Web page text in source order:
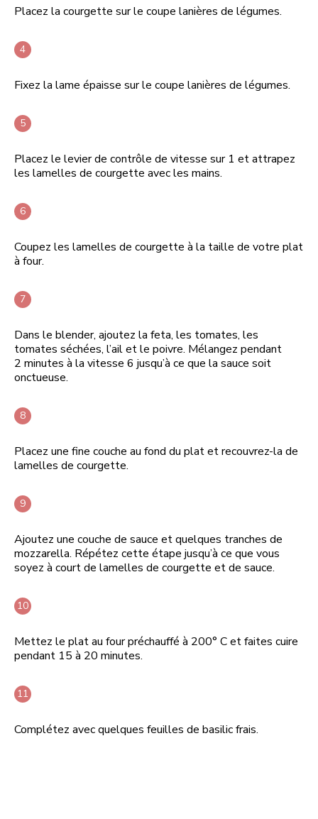
Placez la courgette sur le coupe lanières de légumes.
Fixez la lame épaisse sur le coupe lanières de légumes.
Placez le levier de contrôle de vitesse sur 1 et attrapez
les lamelles de courgette avec les mains.
Coupez les lamelles de courgette à la taille de votre plat
à four.
Dans le blender, ajoutez la feta, les tomates, les
tomates séchées, l’ail et le poivre. Mélangez pendant
2 minutes à la vitesse 6 jusqu’à ce que la sauce soit
onctueuse.
Placez une fine couche au fond du plat et recouvrez-la de
lamelles de courgette.
Ajoutez une couche de sauce et quelques tranches de
mozzarella. Répétez cette étape jusqu’à ce que vous
soyez à court de lamelles de courgette et de sauce.
Mettez le plat au four préchauffé à 200° C et faites cuire
pendant 15 à 20 minutes.
Complétez avec quelques feuilles de basilic frais.